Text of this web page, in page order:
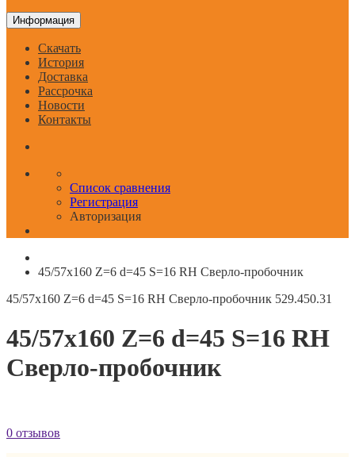
Информация
Скачать
История
Доставка
Рассрочка
Новости
Контакты
Список сравнения
Регистрация
Авторизация
45/57x160 Z=6 d=45 S=16 RH Сверло-пробочник
45/57x160 Z=6 d=45 S=16 RH Сверло-пробочник 529.450.31
45/57x160 Z=6 d=45 S=16 RH
Сверло-пробочник
0 отзывов